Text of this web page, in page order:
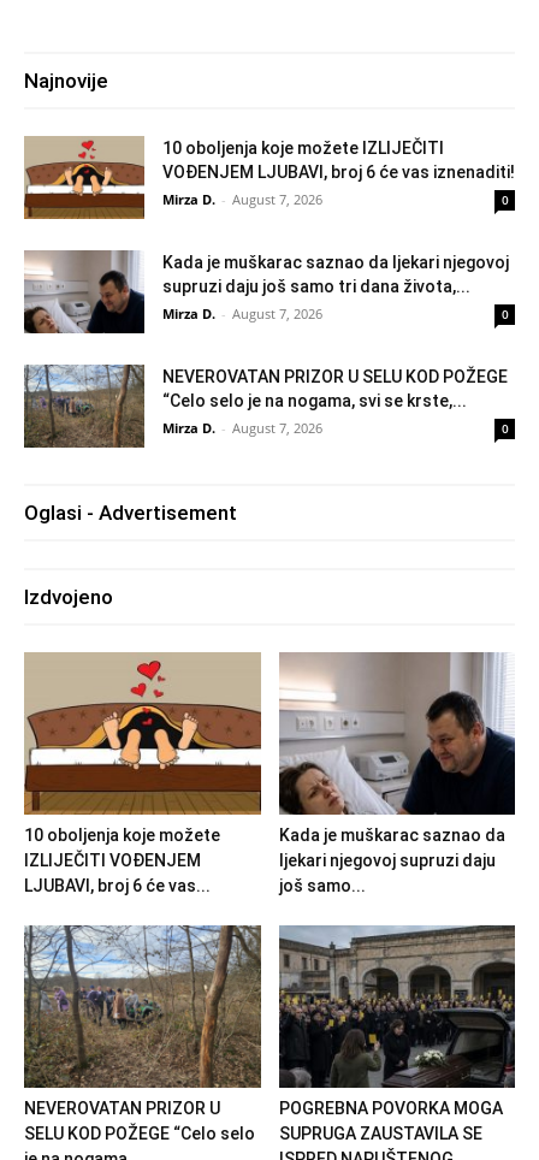
Najnovije
10 oboljenja koje možete IZLIJEČITI
VOĐENJEM LJUBAVI, broj 6 će vas iznenaditi!
Mirza D. - August 7, 2026 0
Kada je muškarac saznao da ljekari njegovoj
supruzi daju još samo tri dana života,...
Mirza D. - August 7, 2026 0
NEVEROVATAN PRIZOR U SELU KOD POŽEGE
“Celo selo je na nogama, svi se krste,...
Mirza D. - August 7, 2026 0
Oglasi - Advertisement
Izdvojeno
10 oboljenja koje možete
IZLIJEČITI VOĐENJEM
LJUBAVI, broj 6 će vas...
Kada je muškarac saznao da
ljekari njegovoj supruzi daju
još samo...
NEVEROVATAN PRIZOR U
SELU KOD POŽEGE “Celo selo
POGREBNA POVORKA MOGA
SUPRUGA ZAUSTAVILA SE